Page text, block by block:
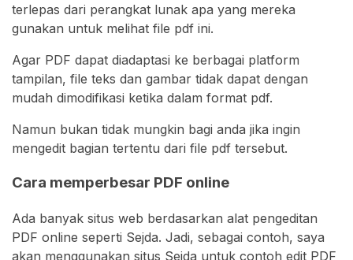
terlepas dari perangkat lunak apa yang mereka
gunakan untuk melihat file pdf ini.
Agar PDF dapat diadaptasi ke berbagai platform
tampilan, file teks dan gambar tidak dapat dengan
mudah dimodifikasi ketika dalam format pdf.
Namun bukan tidak mungkin bagi anda jika ingin
mengedit bagian tertentu dari file pdf tersebut.
Cara memperbesar PDF online
Ada banyak situs web berdasarkan alat pengeditan
PDF online seperti Sejda. Jadi, sebagai contoh, saya
akan menggunakan situs Sejda untuk contoh edit PDF